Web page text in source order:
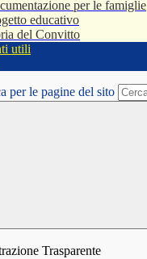
per le famiglie
educativo
del Convitto
utili
per le pagine del sito
Trasparente